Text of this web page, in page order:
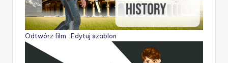
Odtwórz film Edytuj szablon